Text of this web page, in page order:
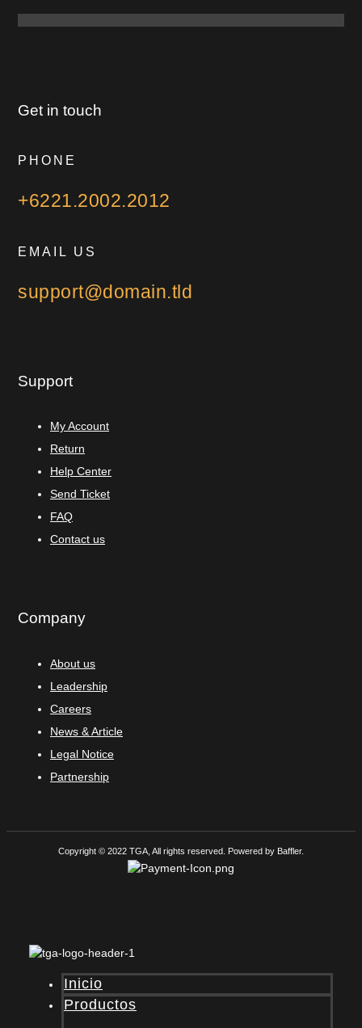
Get in touch
PHONE
+6221.2002.2012
EMAIL US
support@domain.tld
Support
My Account
Return
Help Center
Send Ticket
FAQ
Contact us
Company
About us
Leadership
Careers
News & Article
Legal Notice
Partnership
Copyright © 2022 TGA, All rights reserved. Powered by Baffler.
Inicio
Productos